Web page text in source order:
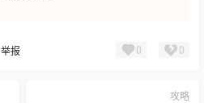
举报 0 0
攻略